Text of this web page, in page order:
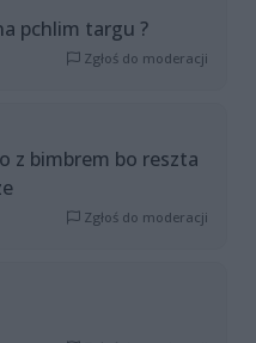
pchlim targu ?
Zgłoś do moderacji
z bimbrem bo reszta
Zgłoś do moderacji